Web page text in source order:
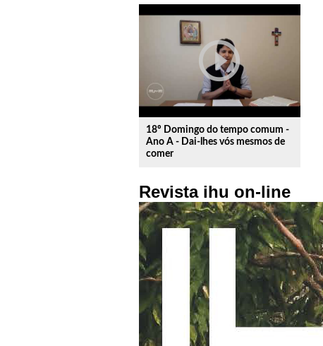
play_circle_outline
18º Domingo do tempo comum -
Ano A - Dai-lhes vós mesmos de
comer
Revista ihu on-line